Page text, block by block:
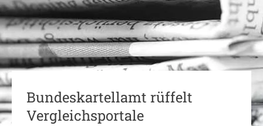
Bundeskartellamt rüffelt
Vergleichsportale